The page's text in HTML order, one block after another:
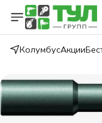
КолумбусАкции